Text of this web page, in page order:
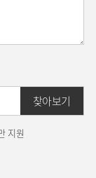
찾아보기
지원